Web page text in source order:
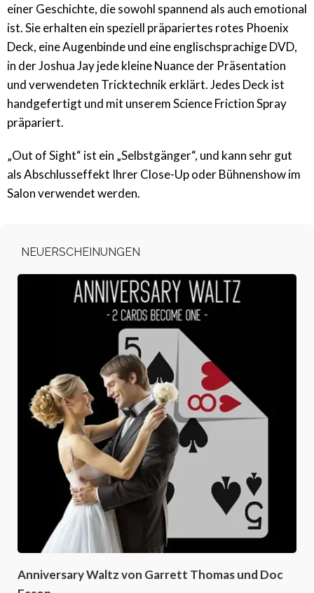
einer Geschichte, die sowohl spannend als auch emotional
ist. Sie erhalten ein speziell präpariertes rotes Phoenix
Deck, eine Augenbinde und eine englischsprachige DVD,
in der Joshua Jay jede kleine Nuance der Präsentation
und verwendeten Tricktechnik erklärt. Jedes Deck ist
handgefertigt und mit unserem Science Friction Spray
präpariert.
„Out of Sight“ ist ein „Selbstgänger“, und kann sehr gut
als Abschlusseffekt Ihrer Close-Up oder Bühnenshow im
Salon verwendet werden.
NEUERSCHEINUNGEN
Anniversary Waltz von Garrett Thomas und Doc